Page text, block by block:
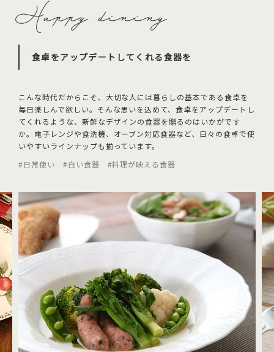
食卓をアップデートしてくれる食器を
こんな時代だからこそ、大切な人には暮らしの基本である食卓を
毎日楽しんで欲しい。そんな思いを込めて、食卓をアップデートし
てくれるような、新鮮なデザインの食器を贈るのはいかがです
か。電子レンジや食洗機、オーブン対応食器など、日々の食卓で使
いやすいラインナップも揃っています。
#日常使い #白い食器 #料理が映える食器